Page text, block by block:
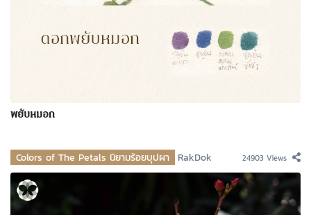
พยับหมอก
Colors of The Petals นิยามร้อยบุปผา RakDok 24903 Views